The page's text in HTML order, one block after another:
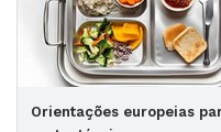
Orientações europeias